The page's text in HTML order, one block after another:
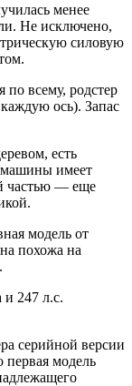
менее
Не исключено,
силовую
по всему, родстер
ось). Запас
есть
машины имеет
частью — еще
модель от
похожа на
и 247 л.с.
серийной версии
первая модель